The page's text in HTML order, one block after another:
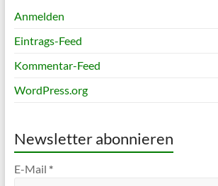
Anmelden
Eintrags-Feed
Kommentar-Feed
WordPress.org
Newsletter abonnieren
E-Mail *